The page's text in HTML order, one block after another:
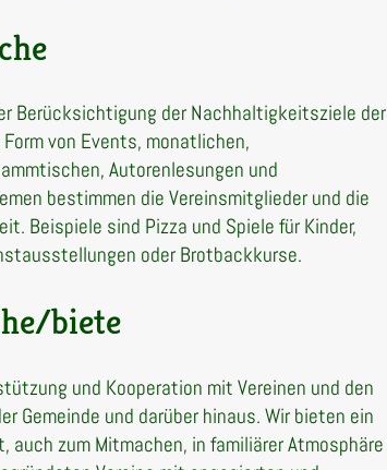
Berücksichtigung der Nachhaltigkeitsziele der
von Events, monatlichen,
Autorenlesungen und
bestimmen die Vereinsmitglieder und die
Beispiele sind Pizza und Spiele für Kinder,
oder Brotbackkurse.
biete
und Kooperation mit Vereinen und den
Gemeinde und darüber hinaus. Wir bieten ein
auch zum Mitmachen, in familiärer Atmosphäre